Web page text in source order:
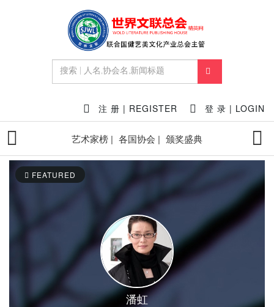
注 册 | REGISTER 登 录 | LOGIN
艺术家榜 | 各国协会 | 颁奖盛典
FEATURED
潘虹